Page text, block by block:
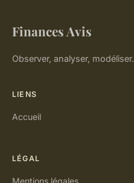
Finances Avis
Observer, analyser, modéliser.
LIENS
Accueil
LÉGAL
Mentions légales